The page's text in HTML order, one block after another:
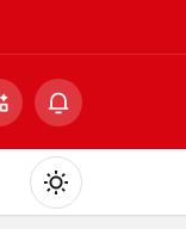
Mod
değiştir